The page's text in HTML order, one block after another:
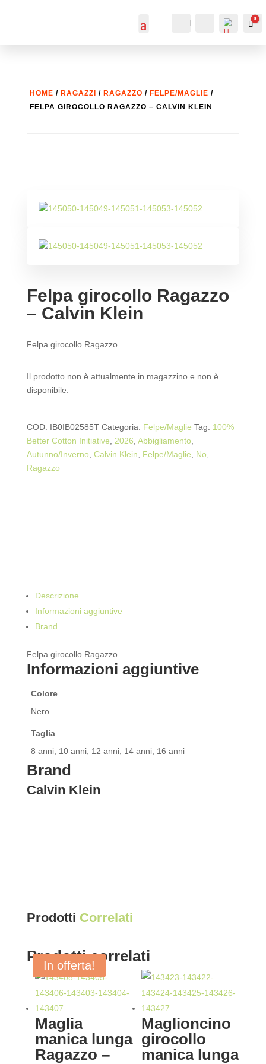
IL MIO
ACCOUNT
ACCOUNT
Cerca...
0
HOME / RAGAZZI / RAGAZZO / FELPE/MAGLIE /
FELPA GIROCOLLO RAGAZZO – CALVIN KLEIN
Felpa girocollo Ragazzo
– Calvin Klein
Felpa girocollo Ragazzo
Il prodotto non è attualmente in magazzino e non è
disponibile.
COD: IB0IB02585T Categoria: Felpe/Maglie Tag: 100%
Better Cotton Initiative
2026 Abbigliamento
Autunno/Inverno Calvin Klein Felpe/Maglie No
Ragazzo
Descrizione
Informazioni aggiuntive
Brand
Felpa girocollo Ragazzo
Informazioni aggiuntive
Colore
Nero
Taglia
8 anni, 10 anni, 12 anni, 14 anni, 16 anni
Brand
Calvin Klein
Prodotti Correlati
Prodotti correlati
In offerta!
Maglia
manica lunga
Ragazzo –
In offerta!
Maglioncino
girocollo
manica lunga
In offerta!
In offerta!